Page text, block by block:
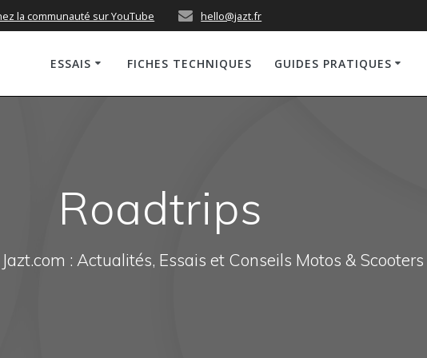
la communauté sur YouTube hello@jazt.fr
ESSAIS FICHES TECHNIQUES GUIDES PRATIQUES
Roadtrips
: Actualités, Essais et Conseils Motos & Scooters